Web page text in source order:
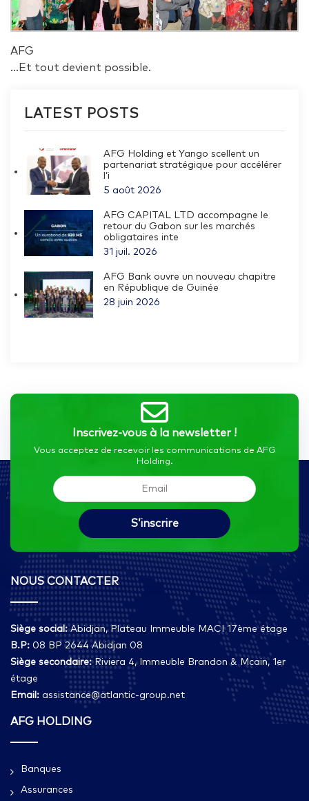
AFG
…Et tout devient possible.
LATEST POSTS
AFG Holding et Yango scellent un
partenariat stratégique pour accélérer
l’i
5 août 2026
AFG CAPITAL LTD accompagne le
retour du Gabon sur les marchés
obligataires inte
31 juil. 2026
AFG Bank ouvre un nouveau chapitre
en République de Guinée
28 juin 2026
Inscrivez-vous à la newsletter !
Vous acceptez de recevoir les communications de AFG
Holding.
NOUS CONTACTER
Siège social:Abidjan, Plateau Immeuble MACI 17ème étage
B.P: 08 BP 2644 Abidjan 08
Siège secondaire:Riviera 4, Immeuble Brandon & Mcain, 1er
étage
Email: assistance@atlantic-group.net
AFG HOLDING
Banques
Assurances